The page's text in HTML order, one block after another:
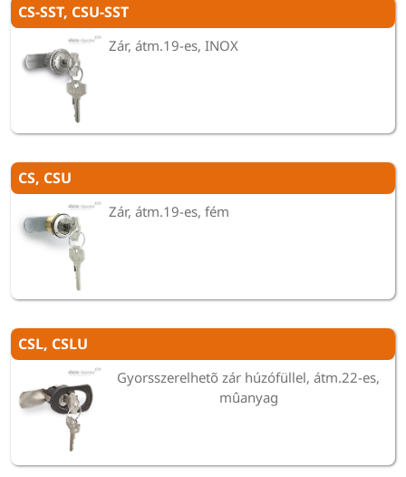
CS-SST, CSU-SST
Zár, átm.19-es, INOX
CS, CSU
Zár, átm.19-es, fém
CSL, CSLU
Gyorsszerelhetõ zár húzófüllel, átm.22-es,
mûanyag